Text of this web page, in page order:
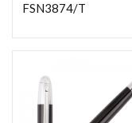
FSN3874/T